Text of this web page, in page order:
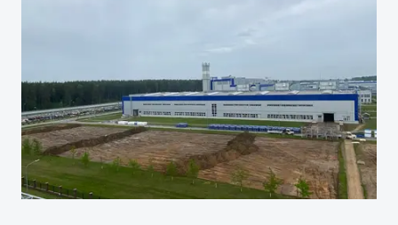
от 2 219 990 ₽*
Обзор В наличии
S50
Страхование
Расчет КАСКО
Кузовной ремонт
Полная диагностика
Покраска автомобилей
Ремонт тормозной системы